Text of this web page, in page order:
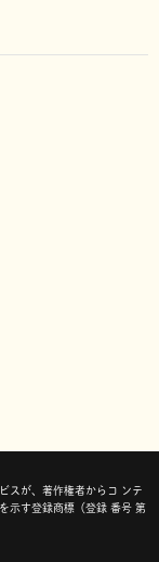
スが、著作権者からコ ンテ
示す登録商標（登録 番号 第